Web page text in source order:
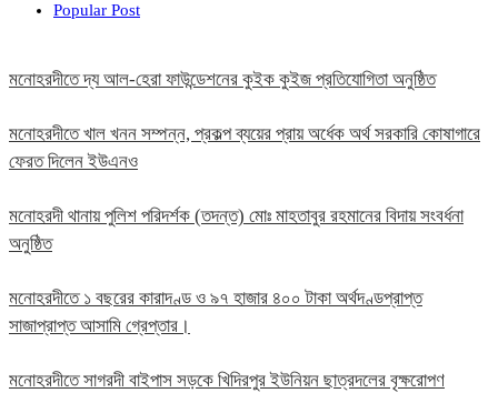
Popular Post
মনোহরদীতে দ্য আল-হেরা ফাউন্ডেশনের কুইক কুইজ প্রতিযোগিতা অনুষ্ঠিত
মনোহরদীতে খাল খনন সম্পন্ন, প্রকল্প ব্যয়ের প্রায় অর্ধেক অর্থ সরকারি কোষাগারে
ফেরত দিলেন ইউএনও
মনোহরদী থানায় পুলিশ পরিদর্শক (তদন্ত) মোঃ মাহতাবুর রহমানের বিদায় সংবর্ধনা
অনুষ্ঠিত
মনোহরদীতে ১ বছরের কারাদণ্ড ও ৯৭ হাজার ৪০০ টাকা অর্থদণ্ডপ্রাপ্ত
সাজাপ্রাপ্ত আসামি গ্রেপ্তার।
মনোহরদীতে সাগরদী বাইপাস সড়কে খিদিরপুর ইউনিয়ন ছাত্রদলের বৃক্ষরোপণ